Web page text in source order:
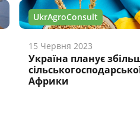
UkrAgroConsult
15 Червня 2023
Україна планує
Африки